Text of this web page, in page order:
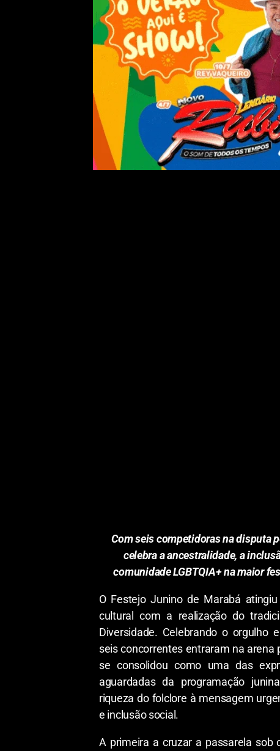
Com seis competidoras na disputa
celebra a ancestralidade, a
comunidade LGBTQIA+ na maior
O Festejo Junino de Marabá
cultural com a realização do
Diversidade. Celebrando o orgulho
seis concorrentes entraram na arena
se consolidou como uma das
aguardadas da programação
riqueza do folclore à mensagem
e inclusão social.
A primeira a cruzar a passarela sob